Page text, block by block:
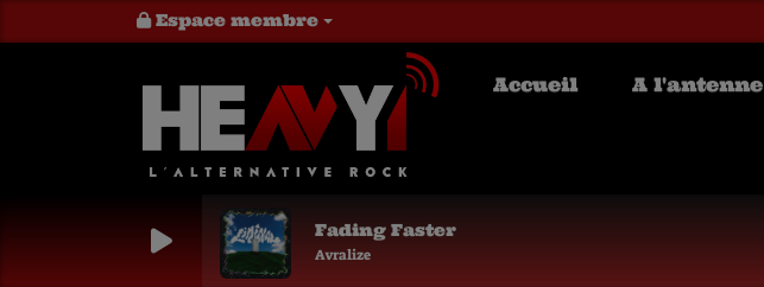
Espace membre
Accueil A l'antenne
Fading Faster
Avralize